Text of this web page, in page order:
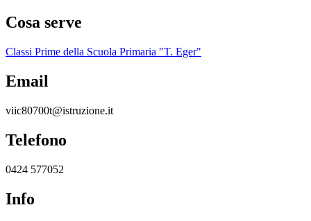
Cosa serve
Classi Prime della Scuola Primaria "T. Eger"
Email
viic80700t@istruzione.it
Telefono
0424 577052
Info